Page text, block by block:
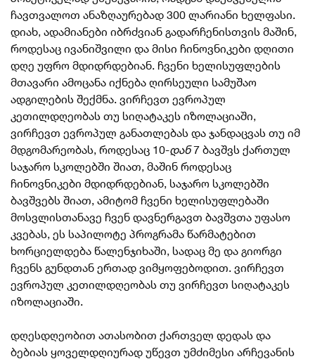
ჩავთვალოთ ანაზღაურებად 300 ლარიანი ხელფასი.
დიახ, ადამიანები იბრძვიან გადარჩენისთვის მაშინ,
როდესაც ივანიშვილი და მისი ჩინოვნიკები დღითი
დღე უფრო მდიდრდებიან. ჩვენი ხელისუფლების
მთავარი ამოცანა იქნება ღირსეული სამუშაო
ადგილების შექმნა. ვირჩევთ ევროპულ
კეთილდღეობას თუ სიღატაკეს იზოლაციაში,
ვირჩევთ ევროპულ განათლებას და ჯანდაცვას თუ იმ
მდგომარეობას, როდესაც 10-დან7 ბავშვს ქართულ
საჯარო სკოლებში შიათ, მაშინ როდესაც
ჩინოვნიკები მდიდრდებიან, საჯარო სკოლებში
ბავშვებს შიათ, ამიტომ ჩვენი ხელისუფლებაში
მოსვლისთანავე ჩვენ დავნერგავთ ბავშვთა უფასო
კვებას, ეს საპილოტე პროგრამა წარმატებით
ხორციელდება წალენჯიხაში, სადაც მე და გიორგი
ჩვენს გუნდთან ერთად ვიმყოფებოდით. ვირჩევთ
ევროპულ კეთილდღეობას თუ ვირჩევთ სიღატაკეს
იზოლაციაში.
დღესდღეობით ათასობით ქართველ დედას და
ბებიას ყოველდღიურად უწევთ უმძიმესი არჩევანის